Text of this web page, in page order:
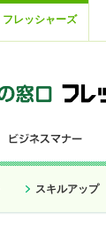
フレッシャーズ
スキルアップ